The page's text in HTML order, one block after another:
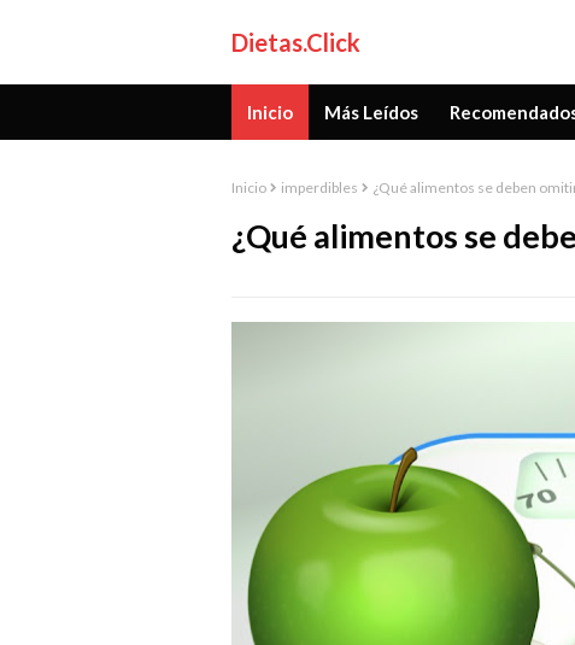
Dietas.Click
Inicio Más Leídos
Inicio imperdibles ¿Qué alimentos se deben
¿Qué alimentos se